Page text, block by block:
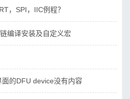
，SPI，IIC例程？
编译安装及自定义宏
的DFU device没有内容